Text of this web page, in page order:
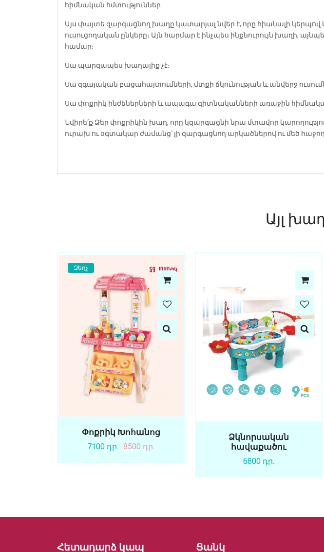
հիմնական հմտություններ.
Այս փայտե զարգացնող խաղը կատարյալ նվեր է, որը հիանալի
ուսուցողական ընկերը։ Այն հարմար է ինչպես ինքնուրույն խաղի,
համար։
Սա պարզապես խաղալիք չէ։
Սա զգայական բացահայտումների, մտքի ճկունության և անվերջ
Սա փոքրիկ ինժեներների և ապագա գիտնականների առաջին
Նվիրե՛ք Ձեր փոքրիկին խաղ, որը կզարգացնի նրա մտավոր
ուրախ ու օգտակար ժամանց՝ լի զարգացնող արկածներով ու մեծ
Այլ
Զեղչ
Փոքրիկ Խոհանոց
7100 դր. 8500 դր.
Ձկնորսական
հավաքածու
6800 դր.
Հետադարձ կապ Ցանկ